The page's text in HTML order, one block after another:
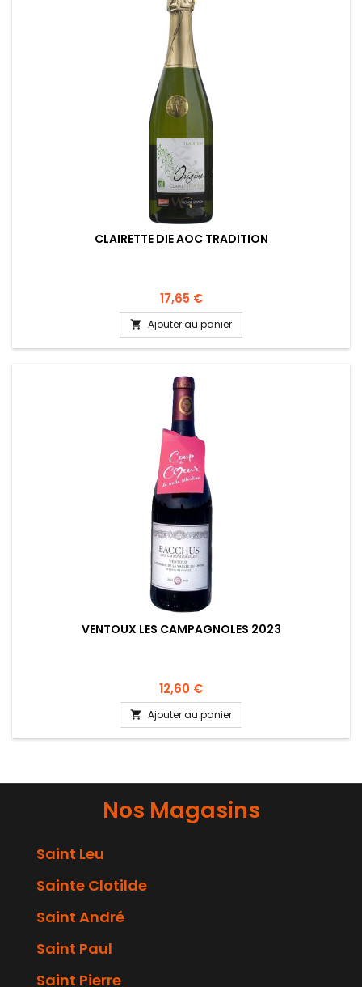
CLAIRETTE DIE AOC TRADITION
17,65 €
 Ajouter au panier
VENTOUX LES CAMPAGNOLES 2023
12,60 €
 Ajouter au panier
Nos Magasins
Saint Leu
Sainte Clotilde
Saint André
Saint Paul
Saint Pierre